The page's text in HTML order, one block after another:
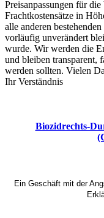
Preisanpassungen für
Frachtkostensätze in
alle anderen
vorläufig unverändert
wurde. Wir werden die
und bleiben transparent,
werden sollten. Vielen
Ihr Verständnis
Biozidrechts-
Ein Geschäft mit der